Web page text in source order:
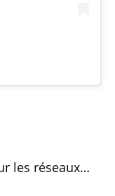
les réseaux…